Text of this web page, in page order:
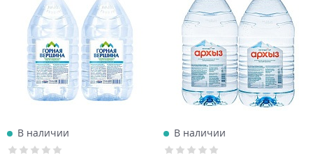
В наличии В наличии